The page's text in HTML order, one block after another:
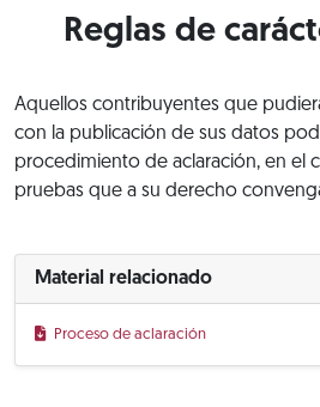
Reglas de
Aquellos contribuyentes que
con la publicación de sus datos
procedimiento de aclaración, en el
pruebas que a su derecho
Material relacionado
Proceso de aclaración